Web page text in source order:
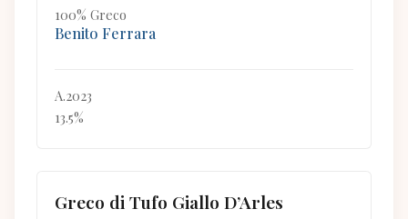
100% Greco
Benito Ferrara
A.2023
13.5%
Greco di Tufo Giallo D’Arles